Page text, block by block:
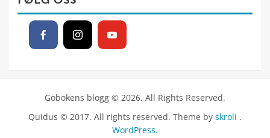
Gobokens blogg © 2026. All Rights Reserved.
Quidus © 2017. All rights reserved. Theme by skroli .
WordPress.